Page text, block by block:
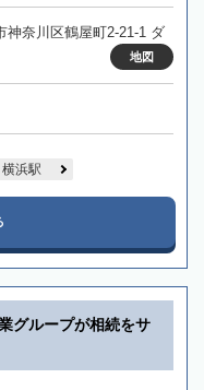
神奈川区鶴屋町2-21-1 ダ
地図
横浜駅
グループが相続をサ